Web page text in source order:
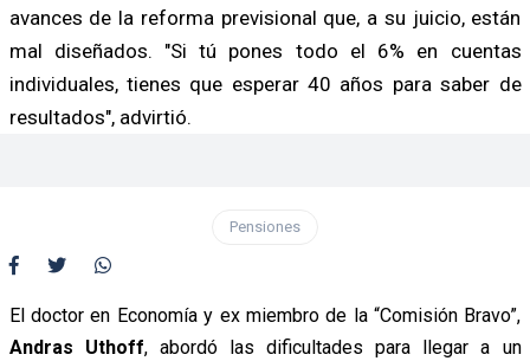
avances de la reforma previsional que, a su juicio, están
mal diseñados. "Si tú pones todo el 6% en cuentas
individuales, tienes que esperar 40 años para saber de
resultados", advirtió.
Pensiones
El doctor en Economía y ex miembro de la “Comisión Bravo”,
Andras Uthoff, abordó las dificultades para llegar a un